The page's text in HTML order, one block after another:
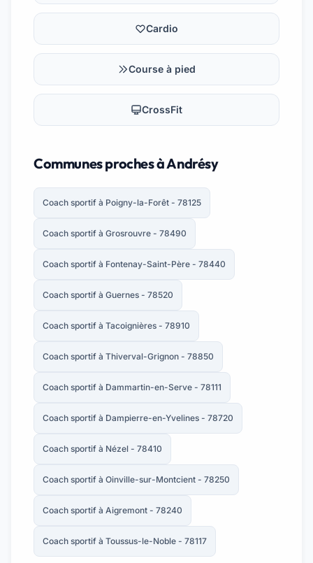
Cardio
Course à pied
CrossFit
Communes proches à Andrésy
Coach sportif à Poigny-la-Forêt - 78125
Coach sportif à Grosrouvre - 78490
Coach sportif à Fontenay-Saint-Père - 78440
Coach sportif à Guernes - 78520
Coach sportif à Tacoignières - 78910
Coach sportif à Thiverval-Grignon - 78850
Coach sportif à Dammartin-en-Serve - 78111
Coach sportif à Dampierre-en-Yvelines - 78720
Coach sportif à Nézel - 78410
Coach sportif à Oinville-sur-Montcient - 78250
Coach sportif à Aigremont - 78240
Coach sportif à Toussus-le-Noble - 78117